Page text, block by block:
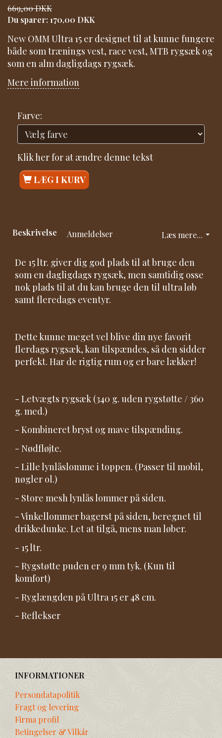
669,00 DKK
Du sparer: 170,00 DKK
New OMM Ultra 15 er designet til at kunne fungere
både som trænings vest, race vest, MTB rygsæk og
som en alm dagligdags rygsæk.
Mere information
Farve:
Klik her for at ændre denne tekst
LÆG I KURV
Læs mere...
Beskrivelse Anmeldelser
De 15 ltr. giver dig god plads til at bruge den
som en dagligdags rygsæk, men samtidig osse
nok plads til at du kan bruge den til ultra løb
samt fleredags eventyr.
Dette kunne meget vel blive din nye favorit
flerdags rygsæk, kan tilspændes, så den sidder
perfekt. Har de rigtig rum og er bare lækker!
- Letvægts rygsæk (340 g. uden rygstøtte / 360
g. med.)
- Kombineret bryst og mave tilspænding.
- Nødfløjte.
- Lille lynlåslomme i toppen. (Passer til mobil,
nøgler ol.)
- Store mesh lynlås lommer på siden.
- Vinkellommer bagerst på siden, beregnet til
drikkedunke. Let at tilgå, mens man løber.
- 15 ltr.
- Rygstøtte puden er 9 mm tyk. (Kun til
komfort)
- Ryglængden på Ultra 15 er 48 cm.
- Reflekser
INFORMATIONER
Persondatapolitik
Fragt og levering
Firma profil
Betingelser & Vilkår